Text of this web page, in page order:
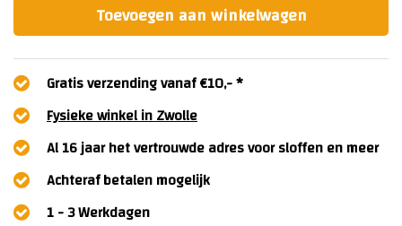
Toevoegen aan winkelwagen
Gratis verzending vanaf €10,- *
Fysieke winkel in Zwolle
Al 16 jaar het vertrouwde adres voor sloffen en meer
Achteraf betalen mogelijk
1 - 3 Werkdagen